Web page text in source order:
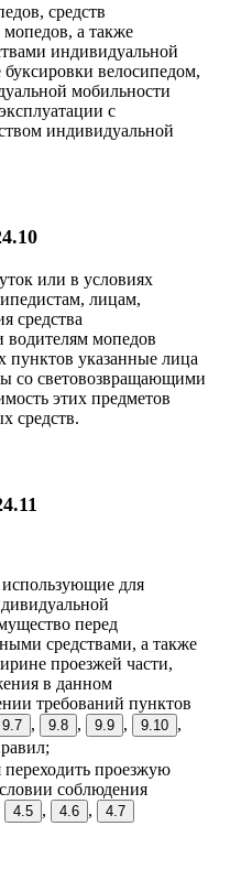
средств
а также
индивидуальной
велосипедом,
мобильности
с
индивидуальной
или в условиях
лицам,
средства
водителям мопедов
пунктов указанные лица
со световозвращающими
этих предметов
средств.
для
перед
средствами, а также
проезжей части,
в данном
требований пунктов
9.7 , 9.8 , 9.9 , 9.10 ,
переходить проезжую
соблюдения
4.5 , 4.6 , 4.7